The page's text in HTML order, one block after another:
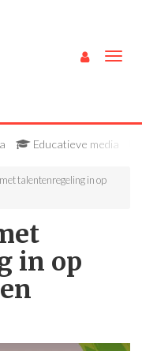
Educatieve media
talentenregeling in op
in op